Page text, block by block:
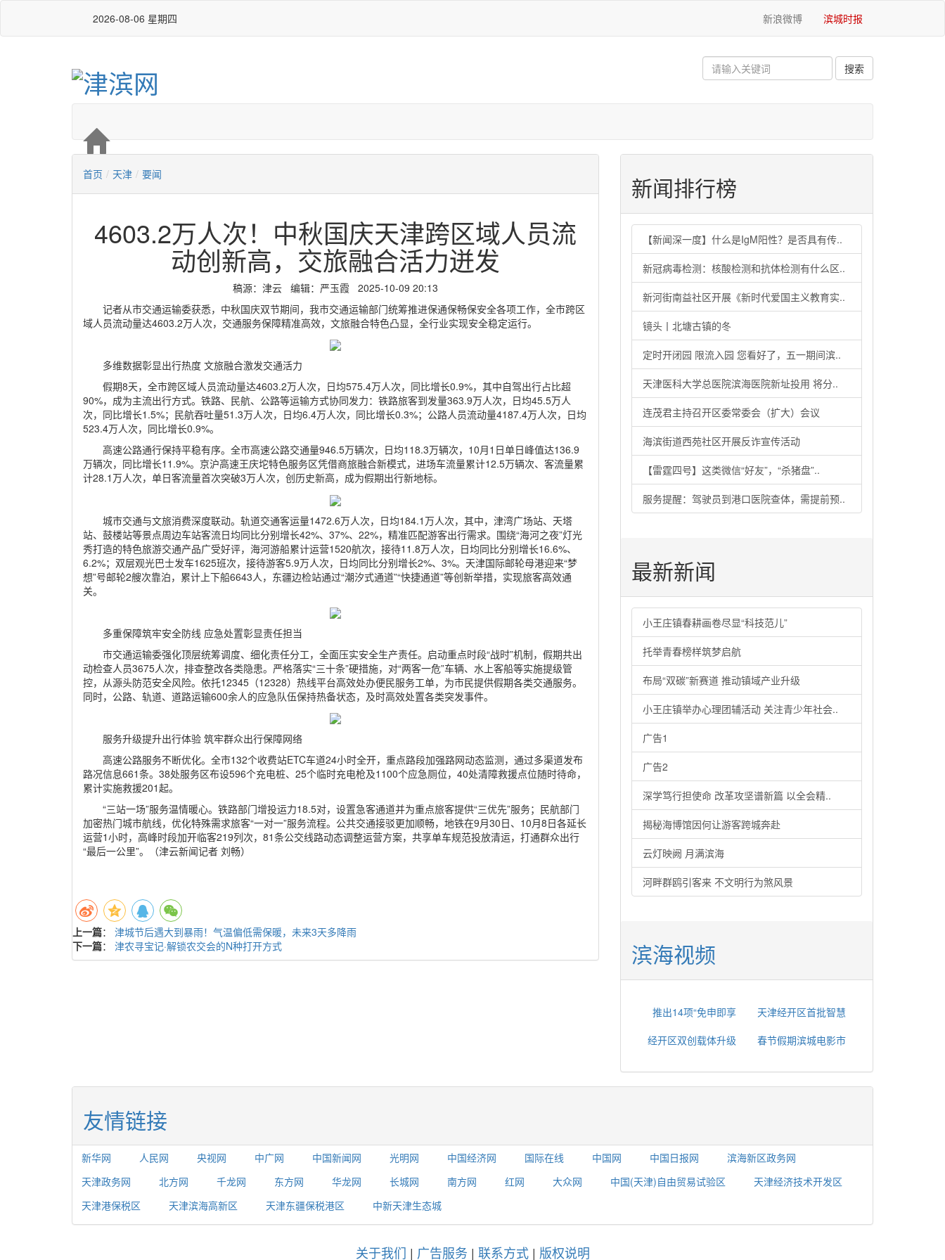
2026-08-06 星期四 新浪微博 滨城时报
首页 / 天津 / 要闻
4603.2万人次！中秋国庆天津跨区域人员流
动创新高，交旅融合活力迸发
稿源：津云 编辑：严玉霞 2025-10-09 20:13
记者从市交通运输委获悉，中秋国庆双节期间，我市交通运输部门统筹推进保通保畅保安全各项工作，全市跨区
域人员流动量达4603.2万人次，交通服务保障精准高效，文旅融合特色凸显，全行业实现安全稳定运行。
多维数据彰显出行热度 文旅融合激发交通活力
假期8天，全市跨区域人员流动量达4603.2万人次，日均575.4万人次，同比增长0.9%，其中自驾出行占比超
90%，成为主流出行方式。铁路、民航、公路等运输方式协同发力：铁路旅客到发量363.9万人次，日均45.5万人
次，同比增长1.5%；民航吞吐量51.3万人次，日均6.4万人次，同比增长0.3%；公路人员流动量4187.4万人次，日均
523.4万人次，同比增长0.9%。
高速公路通行保持平稳有序。全市高速公路交通量946.5万辆次，日均118.3万辆次，10月1日单日峰值达136.9
万辆次，同比增长11.9%。京沪高速王庆坨特色服务区凭借商旅融合新模式，进场车流量累计12.5万辆次、客流量累
计28.1万人次，单日客流量首次突破3万人次，创历史新高，成为假期出行新地标。
城市交通与文旅消费深度联动。轨道交通客运量1472.6万人次，日均184.1万人次，其中，津湾广场站、天塔
站、鼓楼站等景点周边车站客流日均同比分别增长42%、37%、22%，精准匹配游客出行需求。围绕“海河之夜”灯光
秀打造的特色旅游交通产品广受好评，海河游船累计运营1520航次，接待11.8万人次，日均同比分别增长16.6%、
6.2%；双层观光巴士发车1625班次，接待游客5.9万人次，日均同比分别增长2%、3%。天津国际邮轮母港迎来“梦
想”号邮轮2艘次靠泊，累计上下船6643人，东疆边检站通过“潮汐式通道”“快捷通道”等创新举措，实现旅客高效通
关。
多重保障筑牢安全防线 应急处置彰显责任担当
市交通运输委强化顶层统筹调度、细化责任分工，全面压实安全生产责任。启动重点时段“战时”机制，假期共出
动检查人员3675人次，排查整改各类隐患。严格落实“三十条”硬措施，对“两客一危”车辆、水上客船等实施提级管
控，从源头防范安全风险。依托12345（12328）热线平台高效处办便民服务工单，为市民提供假期各类交通服务。
同时，公路、轨道、道路运输600余人的应急队伍保持热备状态，及时高效处置各类突发事件。
服务升级提升出行体验 筑牢群众出行保障网络
高速公路服务不断优化。全市132个收费站ETC车道24小时全开，重点路段加强路网动态监测，通过多渠道发布
路况信息661条。38处服务区布设596个充电桩、25个临时充电枪及1100个应急厕位，40处清障救援点位随时待命，
累计实施救援201起。
“三站一场”服务温情暖心。铁路部门增投运力18.5对，设置急客通道并为重点旅客提供“三优先”服务；民航部门
加密热门城市航线，优化特殊需求旅客“一对一”服务流程。公共交通接驳更加顺畅，地铁在9月30日、10月8日各延长
运营1小时，高峰时段加开临客219列次，81条公交线路动态调整运营方案，共享单车规范投放清运，打通群众出行
“最后一公里”。（津云新闻记者 刘畅）
上一篇： 津城节后遇大到暴雨！气温偏低需保暖，未来3天多降雨
下一篇： 津农寻宝记·解锁农交会的N种打开方式
新闻排行榜
【新闻深一度】什么是IgM阳性？是否具有传..
新冠病毒检测：核酸检测和抗体检测有什么区..
新河街南益社区开展《新时代爱国主义教育实..
镜头丨北塘古镇的冬
定时开闭园 限流入园 您看好了，五一期间滨..
天津医科大学总医院滨海医院新址投用 将分..
连茂君主持召开区委常委会（扩大）会议
海滨街道西苑社区开展反诈宣传活动
【雷霆四号】这类微信“好友”，“杀猪盘”..
服务提醒：驾驶员到港口医院查体，需提前预..
最新新闻
小王庄镇春耕画卷尽显“科技范儿”
托举青春榜样筑梦启航
布局“双碳”新赛道 推动镇域产业升级
小王庄镇举办心理团辅活动 关注青少年社会..
广告1
广告2
深学笃行担使命 改革攻坚谱新篇 以全会精..
揭秘海博馆因何让游客跨城奔赴
云灯映阙 月满滨海
河畔群鸥引客来 不文明行为煞风景
滨海视频
推出14项“免申即享
天津经开区首批智慧
经开区双创载体升级
春节假期滨城电影市
友情链接
新华网 人民网 央视网 中广网 中国新闻网 光明网 中国经济网 国际在线 中国网 中国日报网
滨海新区政务网
天津政务网
北方网 千龙网 东方网 华龙网 长城网 南方网 红网 大众网 中国(天津)自由贸易试验区
天津经济技术开发区
天津港保税区
天津滨海高新区 天津东疆保税港区 中新天津生态城
关于我们 | 广告服务 | 联系方式| 版权说明